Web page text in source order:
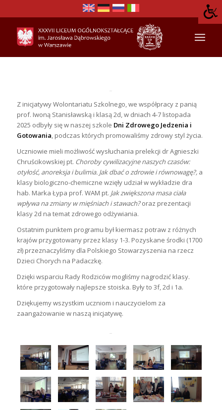
Z inicjatywy Wolontariatu Szkolnego, we współpracy z panią
prof. Iwoną Stanisławską i klasą 2d, w dniach 4-7 listopada
2025 odbyły się w naszej szkole Dni Zdrowego Jedzenia i
Gotowania, podczas których promowaliśmy zdrowy styl życia.
Uczniowie mieli możliwość wysłuchania prelekcji dr Agnieszki
Chruścikowskiej pt. Choroby cywilizacyjne naszych czasów:
otyłość, anoreksja i bulimia. Jak dbać o zdrowie i równowagę?, a
klasy biologiczno-chemiczne wzięły udział w wykładzie dra
hab. Marka Łypa prof. WAM pt. Jak zwiększona masa ciała
wpływa na zmiany w mięśniach i stawach?oraz prezentacji
klasy 2d na temat zdrowego odżywiania.
Ostatnim punktem programu był kiermasz potraw z różnych
krajów przygotowany przez klasy 1-3. Pozyskane środki (1700
zł) przeznaczyliśmy dla Polskiego Stowarzyszenia na rzecz
Dzieci Chorych na Padaczkę.
Dzięki wsparciu Rady Rodziców mogliśmy nagrodzić klasy.
które przygotowały najlepsze stoiska. Były to 3f, 2d i 1a.
Dziękujemy wszystkim uczniom i nauczycielom za
zaangażowanie w naszą inicjatywę.